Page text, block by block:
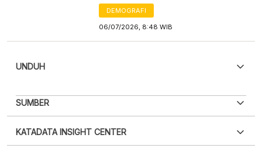
DEMOGRAFI
06/07/2026, 8:48 WIB
UNDUH
PDF PNG
XLS
SUMBER
punya akun?Silakan Daftar sekarang
KATADATA INSIGHT CENTER